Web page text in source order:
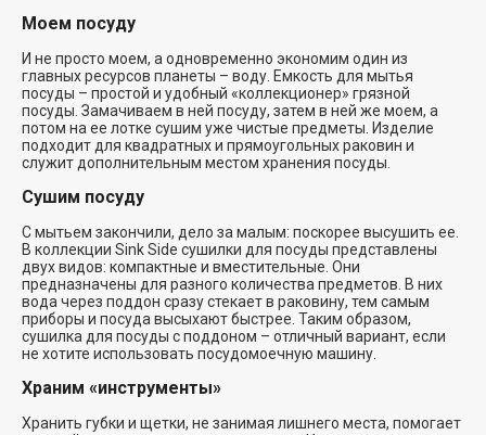
Моем посуду
И не просто моем, а одновременно экономим один из
главных ресурсов планеты – воду. Емкость для мытья
посуды – простой и удобный «коллекционер» грязной
посуды. Замачиваем в ней посуду, затем в ней же моем, а
потом на ее лотке сушим уже чистые предметы. Изделие
подходит для квадратных и прямоугольных раковин и
служит дополнительным местом хранения посуды.
Сушим посуду
С мытьем закончили, дело за малым: поскорее высушить ее.
В коллекции Sink Side сушилки для посуды представлены
двух видов: компактные и вместительные. Они
предназначены для разного количества предметов. В них
вода через поддон сразу стекает в раковину, тем самым
приборы и посуда высыхают быстрее. Таким образом,
сушилка для посуды с поддоном – отличный вариант, если
не хотите использовать посудомоечную машину.
Храним «инструменты»
Хранить губки и щетки, не занимая лишнего места, помогает